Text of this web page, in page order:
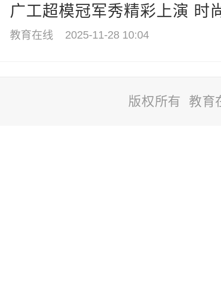
广工超模冠军秀精彩上演 时
教育在线 2025-11-28 10:04
版权所有 教育